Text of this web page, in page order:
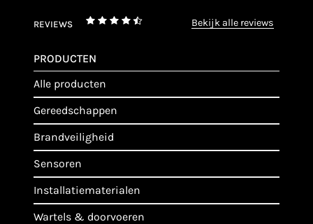
REVIEWS bekijk alle reviews
PRODUCTEN
alle producten
gereedschappen
brandveiligheid
sensoren
installatiematerialen
wartels & doorvoeren